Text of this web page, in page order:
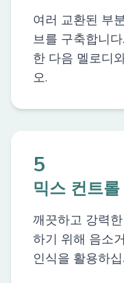
여러 교환된 부
브를 구축합니
한 다음 멜로디
오.
5
믹스 컨트
깨끗하고 강력
하기 위해 음소
인식을 활용하